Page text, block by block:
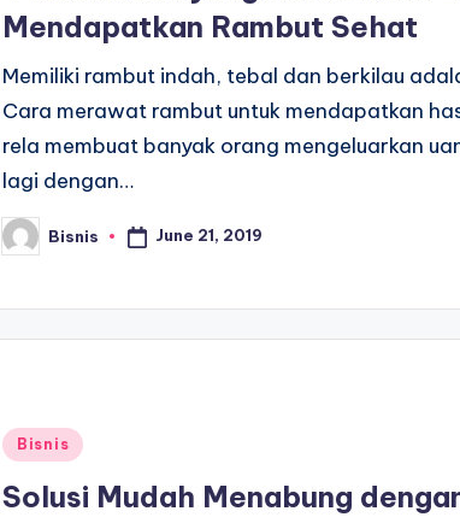
Mendapatkan Rambut Sehat
Memiliki rambut indah, tebal dan berkilau
Cara merawat rambut untuk mendapatkan
rela membuat banyak orang mengeluarkan
lagi dengan…
Posted
by
Bisnis June 21, 2019
Posted
Bisnis
Solusi Mudah Menabung